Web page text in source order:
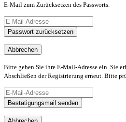
E-Mail zum Zurücksetzen des Passworts.
Passwort zurücksetzen
Abbrechen
Bitte geben Sie ihre E-Mail-Adresse ein. Sie
Abschließen der Registrierung erneut. Bitte
Bestätigungsmail senden